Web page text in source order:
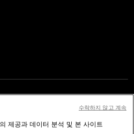
부나 전체를 복사, 출판, 방송하는 것은
제공과 데이터 분석 및 본 사이트
수락하지 않고 계속